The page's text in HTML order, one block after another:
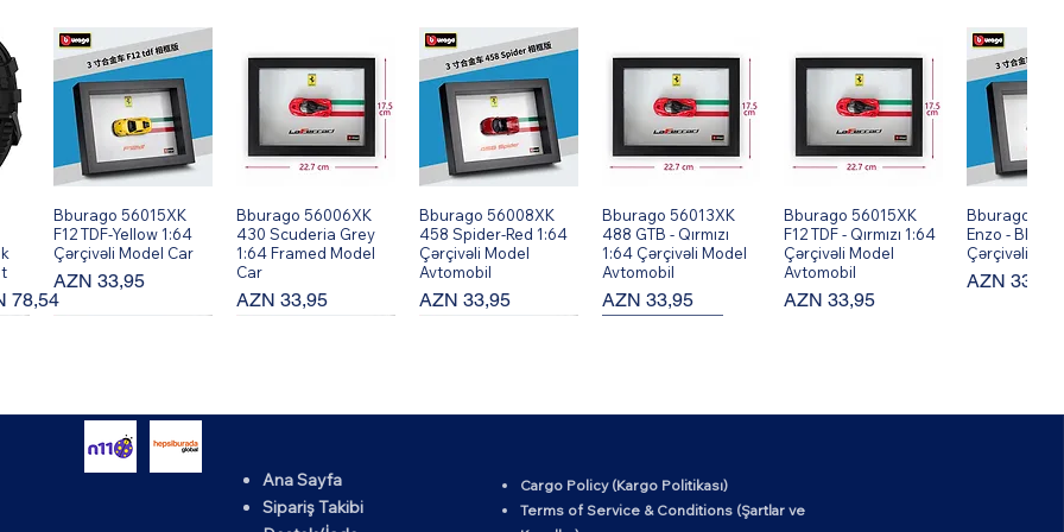
Fiyat
78,54
Hızlı Bakış
Bburago 56015XK
F12 TDF-Yellow 1:64
Çərçivəli Model Car
Fiyat
AZN 33,95
Hızlı Bakış
Bburago 56006XK
430 Scuderia Grey
1:64 Framed Model
Car
Fiyat
AZN 33,95
Hızlı Bakış
Bburago 56008XK
458 Spider-Red 1:64
Çərçivəli Model
Avtomobil
Fiyat
AZN 33,95
Hızlı Bakış
Bburago 56013XK
488 GTB - Qırmızı
1:64 Çərçivəli Model
Avtomobil
Fiyat
AZN 33,95
Hızlı Bakış
Bburago 56015XK
F12 TDF - Qırmızı 1:64
Çərçivəli Model
Avtomobil
Fiyat
AZN 33,95
Hızlı
Bburago
Enzo - Black
Çərçivəli
Fiyat
AZN 33,95
Hızlı Bakış
Bburago 56010XK
458 Speciale-Yellow
Hızlı Bakış
Bburago 56006XK
430 Scuderia -
Hızlı Bakış
Mark Ryden MR6602
Okul Tarzı Klasik İş ve
Ana Sayfa
Sipariş Takibi
Cargo Policy (Kargo Politikası)
Terms of Service & Conditions (Şartlar ve